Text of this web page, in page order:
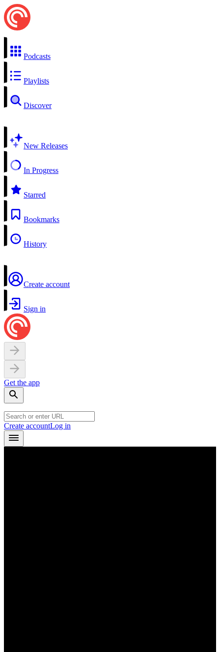
Podcasts
Playlists
Discover
New Releases
In Progress
Starred
Bookmarks
History
Create account
Sign in
Get the app
Create accountLog in